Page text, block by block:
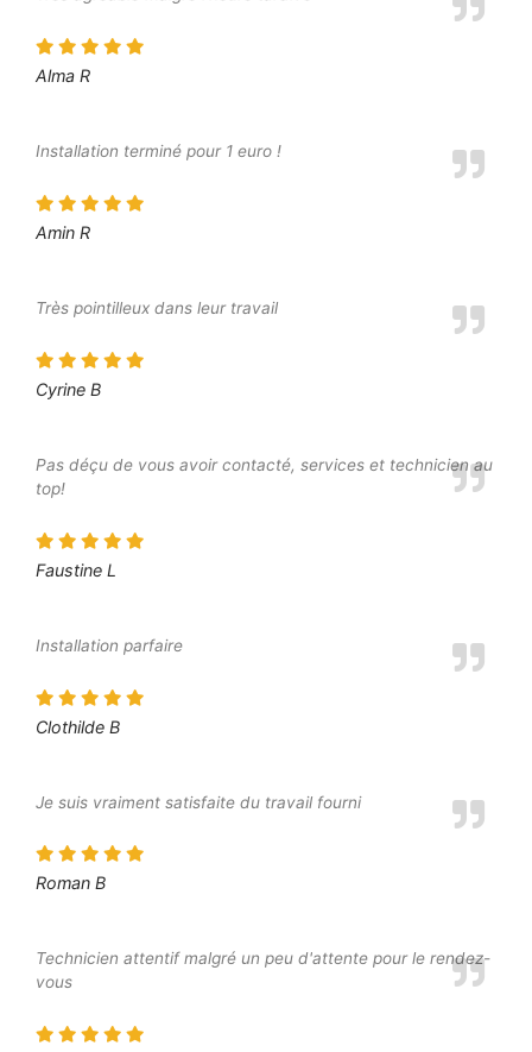
Alma R
Installation terminé pour 1 euro !
Amin R
Très pointilleux dans leur travail
Cyrine B
Pas déçu de vous avoir contacté, services et technicien au
top!
Faustine L
Installation parfaire
Clothilde B
Je suis vraiment satisfaite du travail fourni
Roman B
Technicien attentif malgré un peu d'attente pour le rendez-
vous